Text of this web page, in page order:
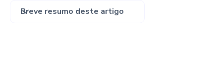
Breve resumo deste artigo